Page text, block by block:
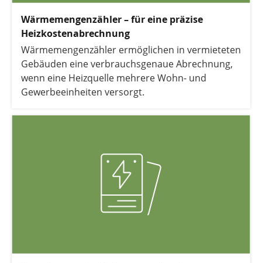
Wärmemengenzähler – für eine präzise
Heizkostenabrechnung
Wärmemengenzähler ermöglichen in vermieteten
Gebäuden eine verbrauchsgenaue Abrechnung,
wenn eine Heizquelle mehrere Wohn- und
Gewerbeeinheiten versorgt.